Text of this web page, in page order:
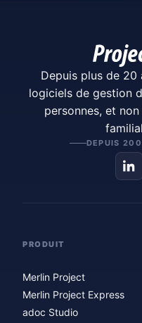
Depuis plus de 20
logiciels de gestion
personnes, et
DEPUIS
PRODUIT
Merlin Project
Merlin Project Express
adoc Studio